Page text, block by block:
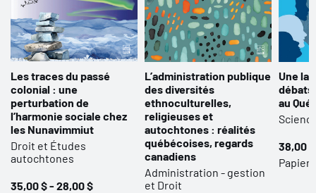
Les traces du passé
colonial : une
perturbation de
l’harmonie sociale chez
les Nunavimmiut
Droit et Études
autochtones
35,00 $ - 28,00 $
L’administration publique
des diversités
ethnoculturelles,
religieuses et
autochtones : réalités
québécoises, regards
canadiens
Administration - gestion
et Droit
Une
débats
au
38,00
Papier,